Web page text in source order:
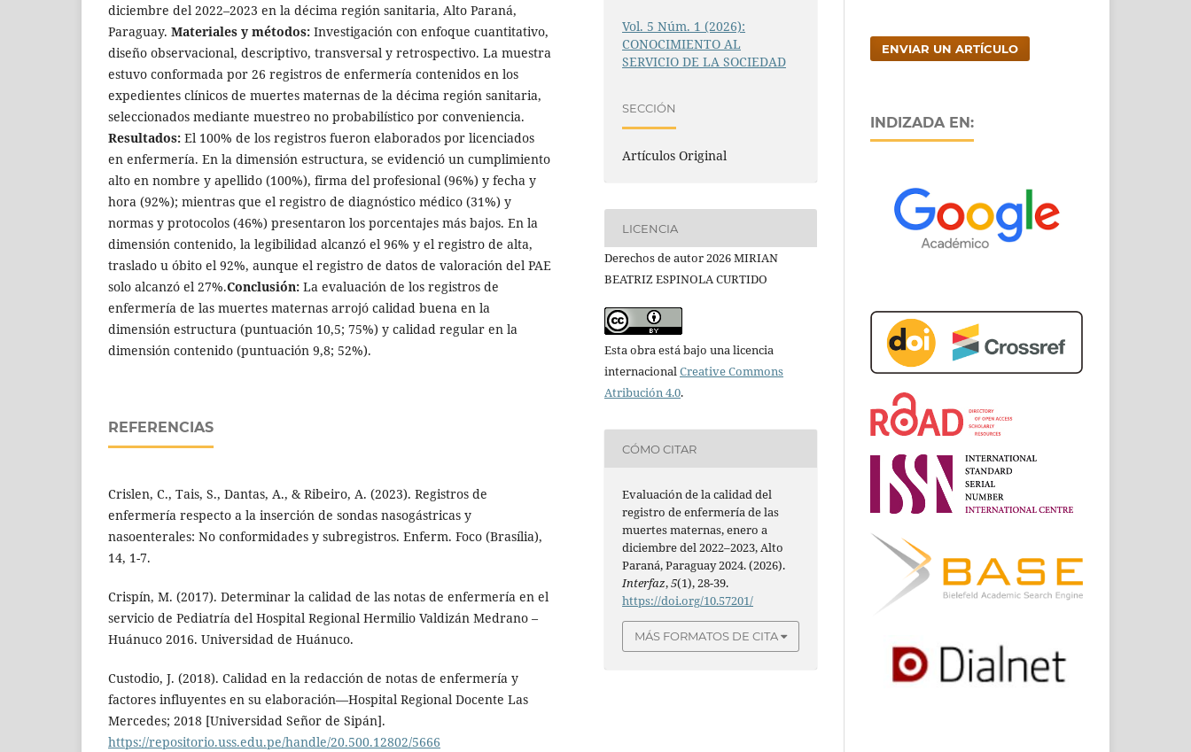
diciembre del 2022–2023 en la décima región sanitaria, Alto Paraná,
Paraguay. Materiales y métodos: Investigación con enfoque cuantitativo,
diseño observacional, descriptivo, transversal y retrospectivo. La muestra
estuvo conformada por 26 registros de enfermería contenidos en los
expedientes clínicos de muertes maternas de la décima región sanitaria,
seleccionados mediante muestreo no probabilístico por conveniencia.
Resultados: El 100% de los registros fueron elaborados por licenciados
en enfermería. En la dimensión estructura, se evidenció un cumplimiento
alto en nombre y apellido (100%), firma del profesional (96%) y fecha y
hora (92%); mientras que el registro de diagnóstico médico (31%) y
normas y protocolos (46%) presentaron los porcentajes más bajos. En la
dimensión contenido, la legibilidad alcanzó el 96% y el registro de alta,
traslado u óbito el 92%, aunque el registro de datos de valoración del PAE
solo alcanzó el 27%.Conclusión: La evaluación de los registros de
enfermería de las muertes maternas arrojó calidad buena en la
dimensión estructura (puntuación 10,5; 75%) y calidad regular en la
dimensión contenido (puntuación 9,8; 52%).
REFERENCIAS
Crislen, C., Tais, S., Dantas, A., & Ribeiro, A. (2023). Registros de
enfermería respecto a la inserción de sondas nasogástricas y
nasoenterales: No conformidades y subregistros. Enferm. Foco (Brasília),
14, 1-7.
Crispín, M. (2017). Determinar la calidad de las notas de enfermería en el
servicio de Pediatría del Hospital Regional Hermilio Valdizán Medrano –
Huánuco 2016. Universidad de Huánuco.
Custodio, J. (2018). Calidad en la redacción de notas de enfermería y
factores influyentes en su elaboración—Hospital Regional Docente Las
Mercedes; 2018 [Universidad Señor de Sipán].
https://repositorio.uss.edu.pe/handle/20.500.12802/5666
Vol. 5 Núm. 1 (2026):
CONOCIMIENTO AL
SERVICIO DE LA SOCIEDAD
SECCIÓN
Artículos Original
LICENCIA
Derechos de autor 2026 MIRIAN
BEATRIZ ESPINOLA CURTIDO
Esta obra está bajo una licencia
internacionalCreative Commons
Atribución 4.0.
CÓMO CITAR
Evaluación de la calidad del
registro de enfermería de las
muertes maternas, enero a
diciembre del 2022–2023, Alto
Paraná, Paraguay 2024. (2026).
Interfaz,5(1), 28-39.
https://doi.org/10.57201/
MÁS FORMATOS DE CITA
ENVIAR UN ARTÍCULO
INDIZADA EN: